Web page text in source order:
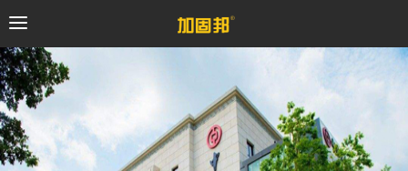
加固邦
碳纤维系统